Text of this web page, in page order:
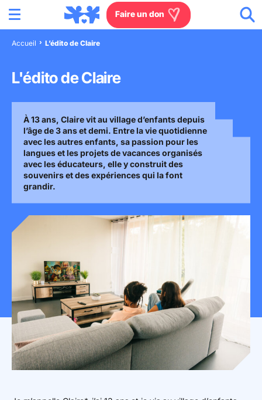
Aller à la recherche
Aller au pied de page
Faire un don
Actions dans le monde
Agissez à nos côtés
Rejoignez-nous
Les villages d'enfants
Accueil L’édito de Claire
L'édito de Claire
À 13 ans, Claire vit au village d’enfants depuis
l’âge de 3 ans et demi. Entre la vie quotidienne
avec les autres enfants, sa passion pour les
langues et les projets de vacances organisés
avec les éducateurs, elle y construit des
souvenirs et des expériences qui la font
grandir.